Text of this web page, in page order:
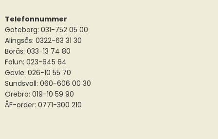
Telefonnummer
Göteborg: 031-752 05 00
Alingsås: 0322-63 31 30
Borås: 033-13 74 80
Falun: 023-645 64
Gävle: 026-10 55 70
Sundsvall: 060-606 00 30
Örebro: 019-10 59 90
ÅF-order: 0771-300 210